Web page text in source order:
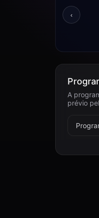
‹
A
prévio